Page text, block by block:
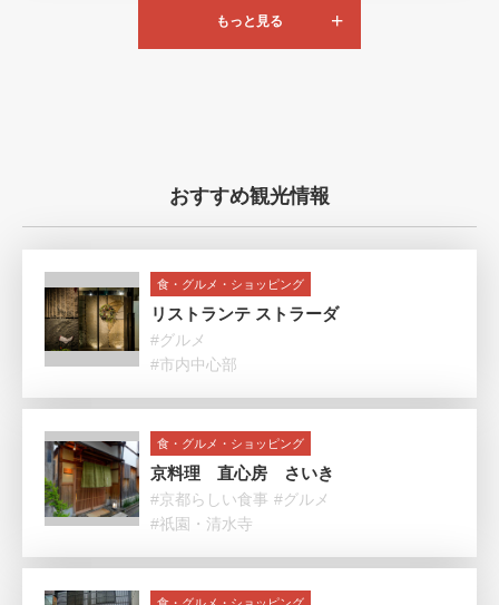
もっと見る
おすすめ観光情報
食・グルメ・ショッピング
リストランテ ストラーダ
#グルメ
#市内中心部
食・グルメ・ショッピング
京料理 直心房 さいき
#京都らしい食事 #グルメ
#祇園・清水寺